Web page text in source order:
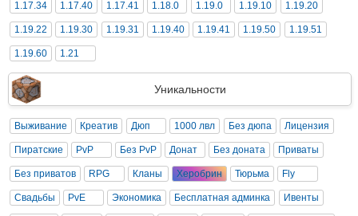
1.17.34 1.17.40 1.17.41 1.18.0 1.19.0 1.19.10 1.19.20
1.19.22 1.19.30 1.19.31 1.19.40 1.19.41 1.19.50 1.19.51
1.19.60 1.21
Уникальности
Выживание Креатив Дюп 1000 лвл Без дюпа Лицензия
Пиратские PvP Без PvP Донат Без доната Приваты
Без приватов RPG Кланы Херобрин Тюрьма Fly
Свадьбы PvE Экономика Бесплатная админка Ивенты